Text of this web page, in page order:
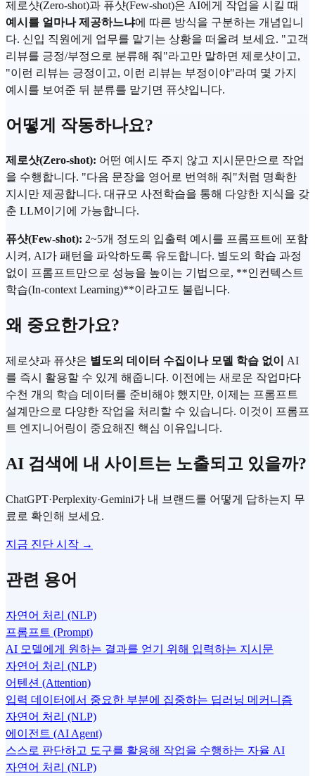
제로샷(Zero-shot)과 퓨샷(Few-shot)은 AI에게 작업을 시킬 때
예시를 얼마나 제공하느냐에 따른 방식을 구분하는 개념입니
다. 신입 직원에게 업무를 맡기는 상황을 떠올려 보세요. "고객
리뷰를 긍정/부정으로 분류해 줘"라고만 말하면 제로샷이고,
"이런 리뷰는 긍정이고, 이런 리뷰는 부정이야"라며 몇 가지
예시를 보여준 뒤 분류를 맡기면 퓨샷입니다.
어떻게 작동하나요?
제로샷(Zero-shot): 어떤 예시도 주지 않고 지시문만으로 작업
을 수행합니다. "다음 문장을 영어로 번역해 줘"처럼 명확한
지시만 제공합니다. 대규모 사전학습을 통해 다양한 지식을 갖
춘 LLM이기에 가능합니다.
퓨샷(Few-shot): 2~5개 정도의 입출력 예시를 프롬프트에 포함
시켜, AI가 패턴을 파악하도록 유도합니다. 별도의 학습 과정
없이 프롬프트만으로 성능을 높이는 기법으로, **인컨텍스트
학습(In-context Learning)**이라고도 불립니다.
왜 중요한가요?
제로샷과 퓨샷은 별도의 데이터 수집이나 모델 학습 없이
AI
를 즉시 활용할 수 있게 해줍니다. 이전에는 새로운 작업마다
수천 개의 학습 데이터를 준비해야 했지만, 이제는 프롬프트
설계만으로 다양한 작업을 처리할 수 있습니다. 이것이 프롬프
트 엔지니어링이 중요해진 핵심 이유입니다.
AI 검색에 내 사이트는 노출되고 있을까?
ChatGPT·Perplexity·Gemini가 내 브랜드를 어떻게 답하는지 무
료로 확인해 보세요.
지금 진단 시작 →
관련 용어
자연어 처리 (NLP)
프롬프트 (Prompt)
AI 모델에게 원하는 결과를 얻기 위해 입력하는 지시문
자연어 처리 (NLP)
어텐션 (Attention)
입력 데이터에서 중요한 부분에 집중하는 딥러닝 메커니즘
자연어 처리 (NLP)
에이전트 (AI Agent)
스스로 판단하고 도구를 활용해 작업을 수행하는 자율 AI
자연어 처리 (NLP)